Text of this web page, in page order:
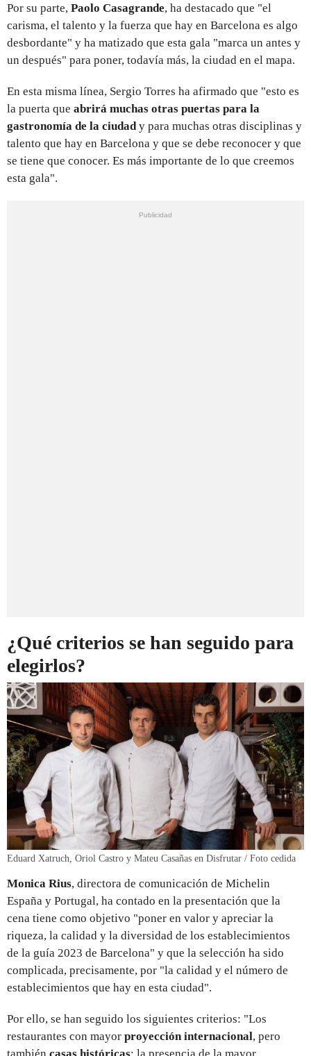
Por su parte, Paolo Casagrande, ha destacado que "el
carisma, el talento y la fuerza que hay en Barcelona es algo
desbordante" y ha matizado que esta gala "marca un antes y
un después" para poner, todavía más, la ciudad en el mapa.
En esta misma línea, Sergio Torres ha afirmado que "esto es
la puerta que abrirá muchas otras puertas para la
gastronomía de la ciudady para muchas otras disciplinas y
talento que hay en Barcelona y que se debe reconocer y que
se tiene que conocer. Es más importante de lo que creemos
esta gala".
¿Qué criterios se han seguido para
elegirlos?
Eduard Xatruch, Oriol Castro y Mateu Casañas en Disfrutar / Foto cedida
Monica Rius, directora de comunicación de Michelin
España y Portugal, ha contado en la presentación que la
cena tiene como objetivo "poner en valor y apreciar la
riqueza, la calidad y la diversidad de los establecimientos
de la guía 2023 de Barcelona" y que la selección ha sido
complicada, precisamente, por "la calidad y el número de
establecimientos que hay en esta ciudad".
Por ello, se han seguido los siguientes criterios: "Los
restaurantes con mayor proyección internacional, pero